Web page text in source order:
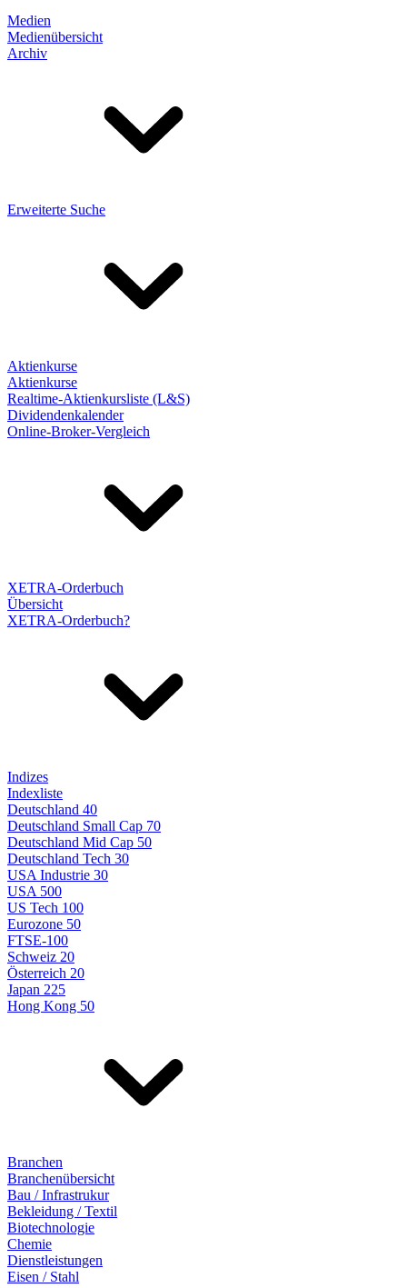
Medien
Medienübersicht
Archiv
Erweiterte Suche
Aktienkurse
Aktienkurse
Realtime-Aktienkursliste (L&S)
Dividendenkalender
Online-Broker-Vergleich
XETRA-Orderbuch
Übersicht
XETRA-Orderbuch?
Indizes
Indexliste
Deutschland 40
Deutschland Small Cap 70
Deutschland Mid Cap 50
Deutschland Tech 30
USA Industrie 30
USA 500
US Tech 100
Eurozone 50
FTSE-100
Schweiz 20
Österreich 20
Japan 225
Hong Kong 50
Branchen
Branchenübersicht
Bau / Infrastrukur
Bekleidung / Textil
Biotechnologie
Chemie
Dienstleistungen
Eisen / Stahl